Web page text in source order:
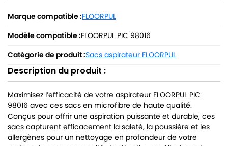
Marque compatible :FLOORPUL
Modèle compatible :FLOORPUL PIC 98016
Catégorie de produit :Sacs aspirateur FLOORPUL
Description du produit :
Maximisez l’efficacité de votre aspirateur FLOORPUL PIC
98016 avec ces sacs en microfibre de haute qualité.
Conçus pour offrir une aspiration puissante et durable, ces
sacs capturent efficacement la saleté, la poussière et les
allergènes pour un nettoyage en profondeur de votre